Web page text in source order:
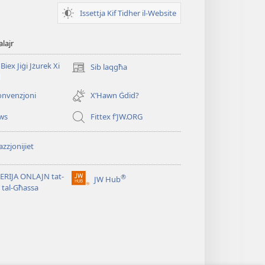
Issettja Kif Tidher il-Website
Jiġi Jżurek Xi
Sib laqgħa
(opens
window)X’Hawn Ġdid?
Fittex f’JW.ORG
ONLAJN tat-
Għassa
JW Hub®
(opens